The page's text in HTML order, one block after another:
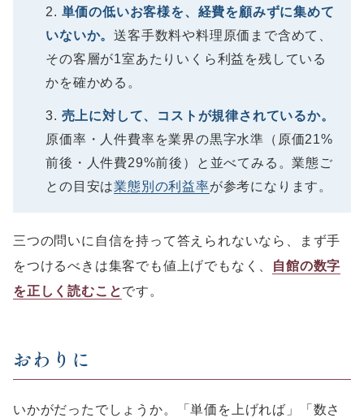
単価の低いお客様を、経費を顧みずに集めて
いないか。送客手数料や料理原価まで含めて、
その客層が1室あたりいくら利益を残している
かを確かめる。
売上に対して、コストが規律されているか。
原価率・人件費率を業界の黒字水準（原価21%
前後・人件費29%前後）と並べてみる。業態ご
との目安は業態別の利益率が参考になります。
三つの問いに自信を持って答えられないなら、まず手
をつけるべきは集客でも値上げでもなく、
自館の数字
を正しく読むことです。
おわりに
いかがだったでしょうか。「単価を上げれば」「数さ